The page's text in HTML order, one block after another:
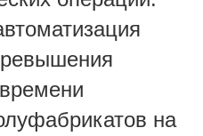
на